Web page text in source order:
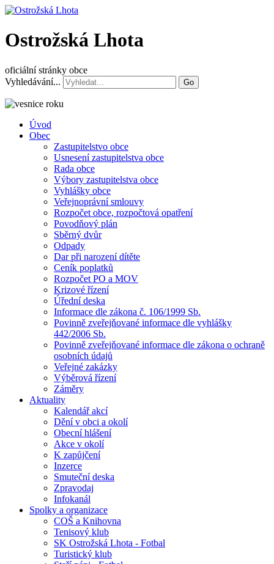
Ostrožská Lhota
oficiální stránky obce
Vyhledávání...
Go
Úvod
Obec
Zastupitelstvo obce
Usnesení zastupitelstva obce
Rada obce
Výbory zastupitelstva obce
Vyhlášky obce
Veřejnoprávní smlouvy
Rozpočet obce, rozpočtová opatření
Povodňový plán
Sběrný dvůr
Odpady
Dar při narození dítěte
Ceník poplatků
Rozpočet PO a MOV
Krizové řízení
Úřední deska
Informace dle zákona č. 106/1999 Sb.
Povinně zveřejňované informace dle vyhlášky
442/2006 Sb.
Povinně zveřejňované informace dle zákona o ochraně
osobních údajů
Veřejné zakázky
Výběrová řízení
Záměry
Aktuality
Kalendář akcí
Dění v obci a okolí
Obecní hlášení
Akce v okolí
K zapůjčení
Inzerce
Smuteční deska
Zpravodaj
Infokanál
Spolky a organizace
COŠ a Knihovna
Tenisový klub
SK Ostrožská Lhota - Fotbal
Turistický klub